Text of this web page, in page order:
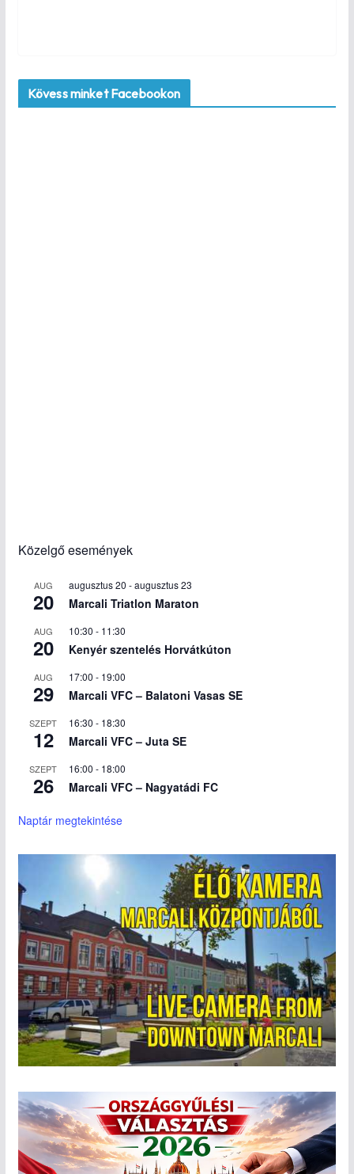
Kövess minket Facebookon
Közelgő események
AUG
20
augusztus 20 -augusztus 23
Marcali Triatlon Maraton
AUG
20
10:30 - 11:30
Kenyér szentelés Horvátkúton
AUG
29
17:00 - 19:00
Marcali VFC – Balatoni Vasas SE
SZEPT
12
16:30 - 18:30
Marcali VFC – Juta SE
SZEPT
26
16:00 - 18:00
Marcali VFC – Nagyatádi FC
Naptár megtekintése